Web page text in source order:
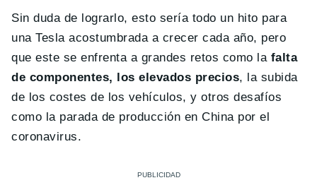
Sin duda de lograrlo, esto sería todo un hito para
una Tesla acostumbrada a crecer cada año, pero
que este se enfrenta a grandes retos como la falta
de componentes, los elevados precios, la subida
de los costes de los vehículos, y otros desafíos
como la parada de producción en China por el
coronavirus.